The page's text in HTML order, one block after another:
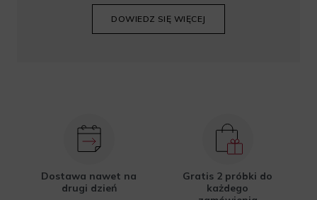
DOWIEDZ SIĘ WIĘCEJ
Dostawa nawet na
drugi dzień
Gratis 2 próbki do
każdego